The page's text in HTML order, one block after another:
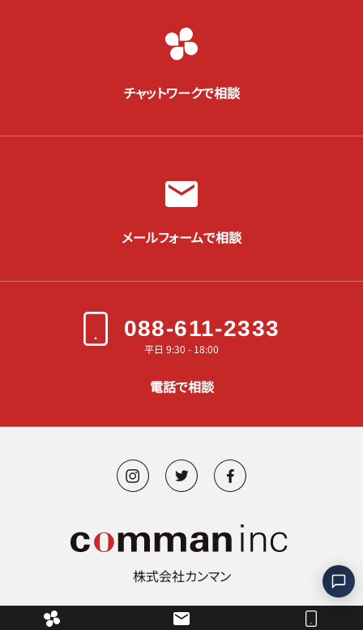
チャットワークで相談
メールフォームで相談
088-611-2333
平日 9:30 - 18:00
電話で相談
株式会社カンマン
©︎ 2000-2026 comman.inc